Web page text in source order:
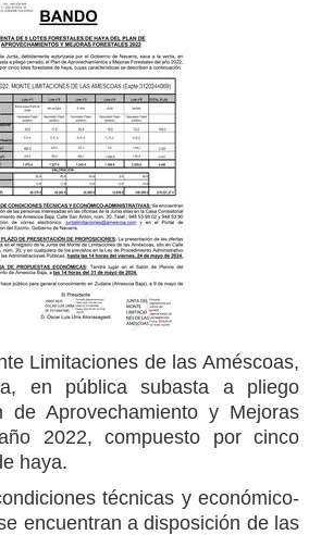
Limitaciones de las Améscoas,
en pública subasta a pliego
de Aprovechamiento y Mejoras
2022, compuesto por cinco
haya.
técnicas y económico-
encuentran a disposición de las